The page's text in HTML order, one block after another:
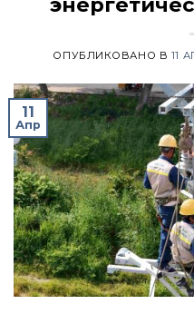
ОПУБЛИКОВАНО В 11
11
Апр